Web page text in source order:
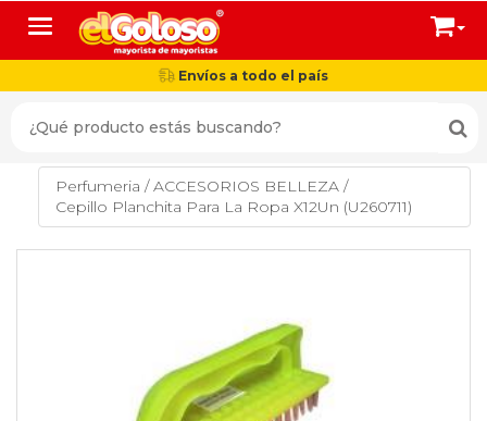
Toggle navigation
Envíos a todo el país
Perfumeria /ACCESORIOS BELLEZA /
Cepillo Planchita Para La Ropa X12Un (U260711)